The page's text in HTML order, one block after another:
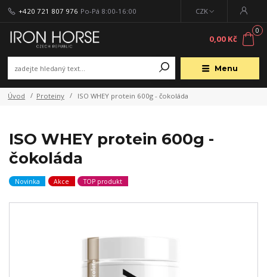
Menu
CZK
+420 721 807 976 Po-Pá 8:00-16:00
0
0,00 Kč
Úvod Proteiny ISO WHEY protein 600g - čokoláda
ISO WHEY protein 600g -
čokoláda
Novinka Akce TOP produkt